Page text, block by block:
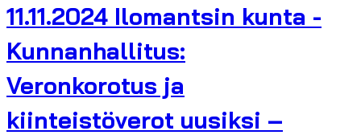
11.11.2024 Ilomantsin kunta -
Kunnanhallitus:
Veronkorotus ja
kiinteistöverot uusiksi –